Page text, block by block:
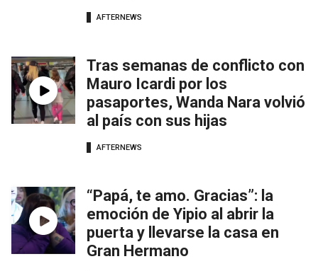
AFTERNEWS
Tras semanas de conflicto con
Mauro Icardi por los
pasaportes, Wanda Nara volvió
al país con sus hijas
AFTERNEWS
“Papá, te amo. Gracias”: la
emoción de Yipio al abrir la
puerta y llevarse la casa en
Gran Hermano